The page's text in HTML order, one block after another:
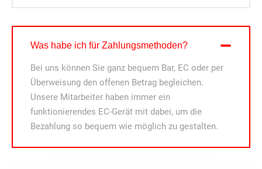
Was habe ich für Zahlungsmethoden?
Bei uns können Sie ganz bequem Bar, EC oder per
Überweisung den offenen Betrag begleichen.
Unsere Mitarbeiter haben immer ein
funktionierendes EC-Gerät mit dabei, um die
Bezahlung so bequem wie möglich zu gestalten.